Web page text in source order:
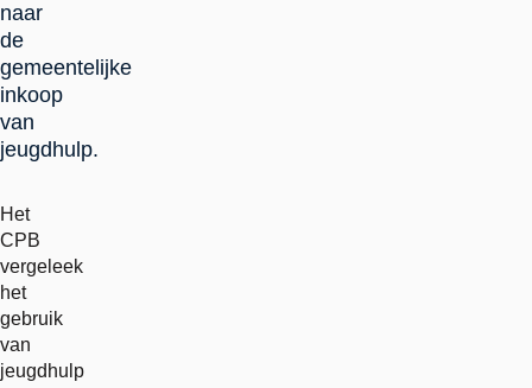
naar
de
gemeentelijke
inkoop
van
jeugdhulp.
Het
CPB
vergeleek
het
gebruik
van
jeugdhulp